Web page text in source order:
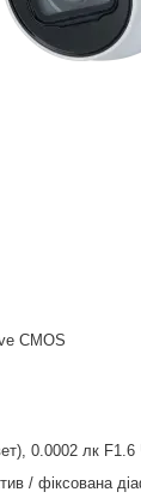
CMOS
0.0002 лк
/ фіксована